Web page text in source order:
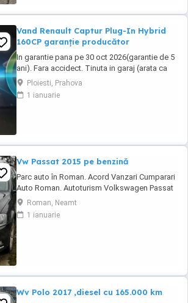
Vand Renault Captur Plug-In Hybrid
160CP garanție producător
In garantie pana pe 30 oct 2026(garantie de 5
ani). Fara accidect. Tinuta in garaj (arata ca
noua, nu are zgarieturi). Folosita doar la
naveta(30km zilnic). Nu are urme de uzura,
placutele si discurile nu sunt deloc uzate
Ploiesti, Prahova
1 ianuarie
Vw Passat 2015 pe benzină
Parc auto în Roman. Acord Vanzari Cumparari
Auto Roman. Autoturism Volkswagen Passat
Înmatriculat România, cu acte și taxe la zi.
Funcționare Ireproșabilă. Se recomandă și se
accepta orice verificare testare. Cea mai bună
Roman, Neamt
1 ianuarie
Wv Polo 2017 ,diesel cu 165.000 km